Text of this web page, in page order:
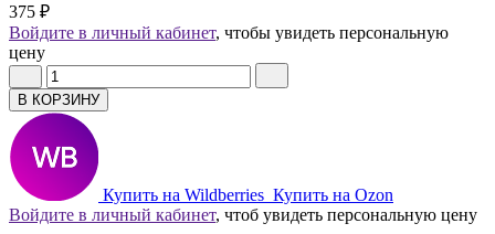
375 ₽
Войдите в личный кабинет, чтобы увидеть персональную
цену
В КОРЗИНУ
Купить на Wildberries Купить на Ozon
Войдите в личный кабинет, чтоб увидеть персональную цену